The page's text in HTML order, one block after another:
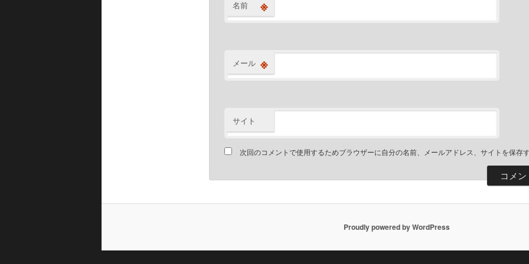
名前 ※
メール ※
サイト
次回のコメントで使用するためブラウザーに自分の名前、メールアドレス、サイトを保存
Proudly powered by WordPress